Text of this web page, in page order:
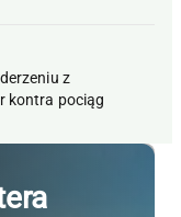
z
kontra pociąg